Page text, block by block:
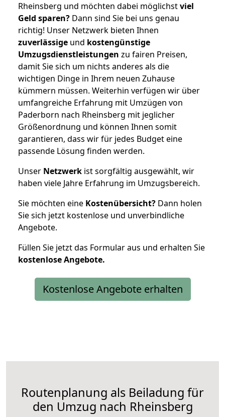
Rheinsberg und möchten dabei möglichstviel
Geld sparen? Dann sind Sie bei uns genau
richtig! Unser Netzwerk bieten Ihnen
zuverlässige und kostengünstige
Umzugsdienstleistungen zu fairen Preisen,
damit Sie sich um nichts anderes als die
wichtigen Dinge in Ihrem neuen Zuhause
kümmern müssen. Weiterhin verfügen wir über
umfangreiche Erfahrung mit Umzügen von
Paderborn nach Rheinsberg mit jeglicher
Größenordnung und können Ihnen somit
garantieren, dass wir für jedes Budget eine
passende Lösung finden werden.
Unser Netzwerk ist sorgfältig ausgewählt, wir
haben viele Jahre Erfahrung im Umzugsbereich.
Sie möchten eine Kostenübersicht? Dann holen
Sie sich jetzt kostenlose und unverbindliche
Angebote.
Füllen Sie jetzt das Formular aus und erhalten Sie
kostenloseAngebote.
Kostenlose Angebote erhalten
Routenplanung als Beiladung für
den Umzug nach Rheinsberg